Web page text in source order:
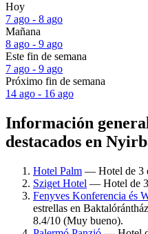
Hoy
7 ago - 8 ago
Mañana
8 ago - 9 ago
Este fin de semana
7 ago - 9 ago
Próximo fin de semana
14 ago - 16 ago
Información
destacados en
Hotel Palm — Hotel de 3
Sziget Hotel — Hotel de 3
Fenyves Konferencia és
estrellas en
8.4/10 (Muy bueno).